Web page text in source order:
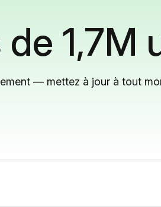
1,7M
— mettez à jour à tout